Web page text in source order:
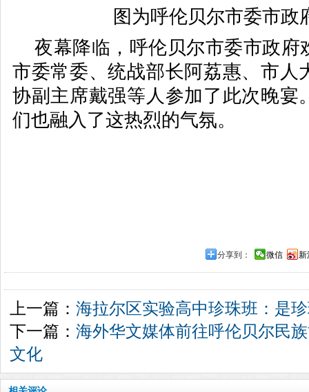
图为呼伦贝尔市委市政
夜幕降临，呼伦贝尔市委市政府
市委常委、统战部长阿荔惠、市人
协副主席戴强等人参加了此次晚宴
们也融入了这热烈的气氛。
分享到： 微信 新
上一篇： 海拉尔区实验高中珍珠班：是
下一篇： 海外华文媒体前往呼伦贝尔民
文化